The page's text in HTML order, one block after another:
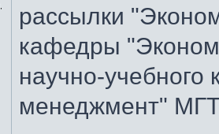
рассылки
кафедры
научно-
менеджмент"